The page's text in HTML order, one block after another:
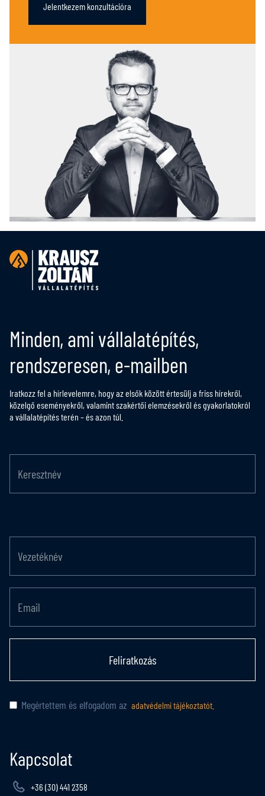
Jelentkezem konzultációra
Minden, ami vállalatépítés,
rendszeresen, e-mailben
Iratkozz fel a hírlevelemre, hogy az elsők között értesülj a friss hírekről,
közelgő eseményekről, valamint szakértői elemzésekről és gyakorlatokról
a vállalatépítés terén – és azon túl.
Feliratkozás
Megértettem és elfogadom az adatvédelmi tájékoztatót.
Kapcsolat
+36 (30) 441 2358